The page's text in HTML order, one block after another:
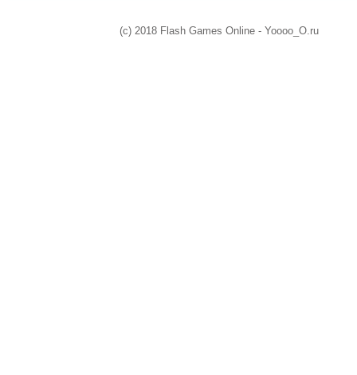
(c) 2018 Flash Games Online - Yoooo_O.ru